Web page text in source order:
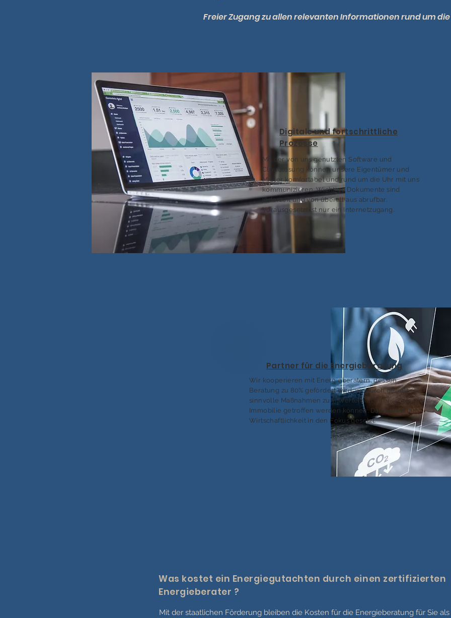
Freier Zugang zu allen relevanten Informationen rund um
Digitale und fortschrittliche
Prozesse
Mit der von uns genutzten Software und
Cloudlösung können unsere Eigentümer und
Mieter komfortabel und rund um die Uhr mit uns
kommunizieren. Wichtige Dokumente sind
jederzeit und von überall aus abrufbar.
Vorausgesetzt ist nur ein Internetzugang.
Partner für die Energieberatung
Wir kooperieren mit Energieberatern, dessen
Beratung zu 80% gefördert wird, wodurch gezielt
sinnvolle Maßnahmen zum Werterhalt Ihrer
Immobilie getroffen werden können. Dabei wird die
Wirtschaftlichkeit in den Fokus gesetzt.
Was kostet ein Energiegutachten durch einen zertifizierten
Energieberater ?
Mit der staatlichen Förderung bleiben die Kosten für die Energieberatung für Sie